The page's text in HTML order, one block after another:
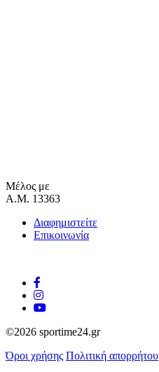
Μέλος με
Α.Μ. 13363
Διαφημιστείτε
Επικοινωνία
©2026 sportime24.gr
Όροι χρήσης Πολιτική απορρήτου